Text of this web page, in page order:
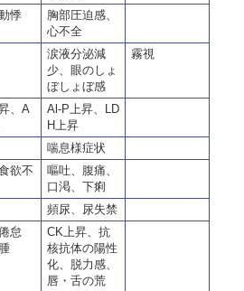
悸
胸部圧迫感、
心不全
涙液分泌減
少、眼のしょ
ぼしょぼ感
霧視
、A
Al-P上昇、LD
H上昇
喘息様症状
欲不
嘔吐、腹痛、
口渇、下痢
頻尿、尿失禁
怠
CK上昇、抗
核抗体の陽性
化、脱力感、
唇・舌の荒